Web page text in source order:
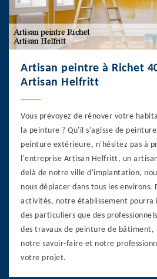
Artisan peintre à Richet
Artisan Helfritt
Vous prévoyez de rénover votre
la peinture ? Qu'il s'agisse de
peinture extérieure, n'hésitez pas à
l'entreprise Artisan Helfritt, un
delà de notre ville d'implantation,
nous déplacer dans tous les environs.
activités, notre établissement
des particuliers que des
des travaux de peinture de bâtiment,
notre savoir-faire et notre
votre projet.